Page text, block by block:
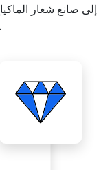
إلى صانع شعار
التجميل الخاصة بك.